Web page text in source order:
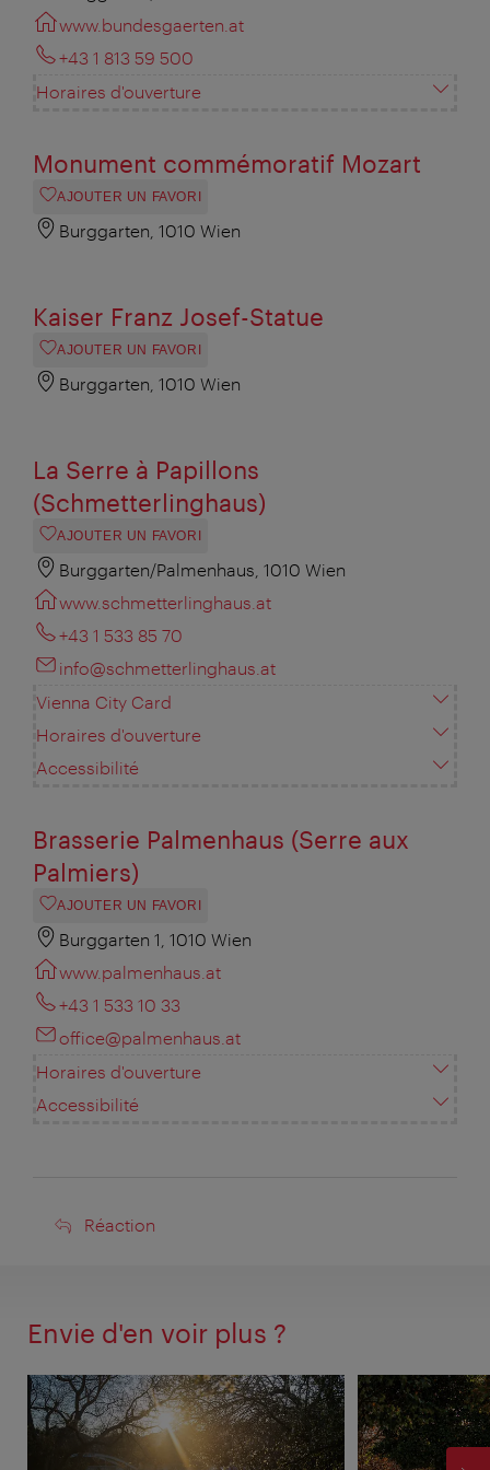
www.bundesgaerten.at
+43 1 813 59 500
Horaires d'ouverture
Monument commémoratif Mozart
AJOUTER UN FAVORI
Burggarten, 1010 Wien
Kaiser Franz Josef-Statue
AJOUTER UN FAVORI
Burggarten, 1010 Wien
La Serre à Papillons
(Schmetterlinghaus)
AJOUTER UN FAVORI
Burggarten/Palmenhaus, 1010 Wien
www.schmetterlinghaus.at
+43 1 533 85 70
info@schmetterlinghaus.at
Vienna City Card
Horaires d'ouverture
Accessibilité
Brasserie Palmenhaus (Serre aux
Palmiers)
AJOUTER UN FAVORI
Burggarten 1, 1010 Wien
www.palmenhaus.at
+43 1 533 10 33
office@palmenhaus.at
Horaires d'ouverture
Accessibilité
Réaction
Réaction
Envie d'en voir plus ?